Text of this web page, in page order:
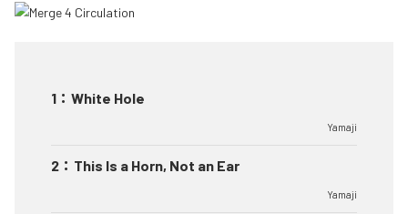
1 ： White Hole
Yamaji
2 ： This Is a Horn, Not an Ear
Yamaji